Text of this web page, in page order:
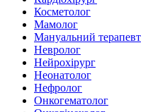
Косметолог
Мамолог
Мануальний терапевт
Невролог
Нейрохірург
Неонатолог
Нефролог
Онкогематолог